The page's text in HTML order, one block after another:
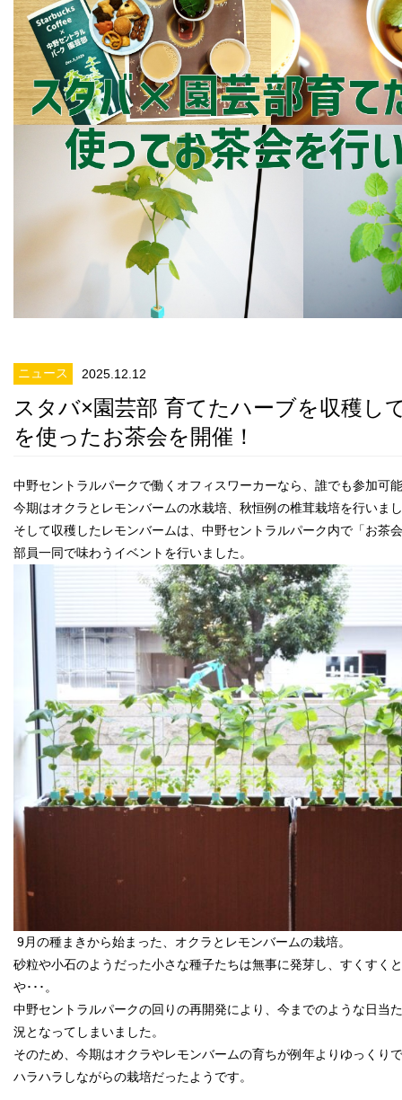
ニュース 2025.12.12
スタバ×園芸部 育てたハーブを収穫し
を使ったお茶会を開催！
中野セントラルパークで働くオフィスワーカーなら、誰でも参加可
今期はオクラとレモンバームの水栽培、秋恒例の椎茸栽培を行いま
そして収穫したレモンバームは、中野セントラルパーク内で「お茶
部員一同で味わうイベントを行いました。
9月の種まきから始まった、オクラとレモンバームの栽培。
砂粒や小石のようだった小さな種子たちは無事に発芽し、すくすく
や･･･。
中野セントラルパークの回りの再開発により、今までのような日当
況となってしまいました。
そのため、今期はオクラやレモンバームの育ちが例年よりゆっくり
ハラハラしながらの栽培だったようです。